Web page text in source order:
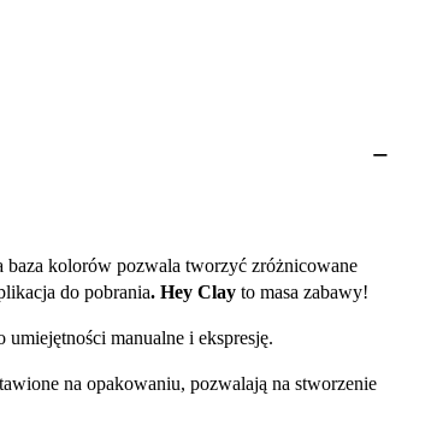
baza kolorów pozwala tworzyć zróżnicowane
do pobrania. Hey Clay to masa zabawy!
manualne i ekspresję.
na opakowaniu, pozwalają na stworzenie